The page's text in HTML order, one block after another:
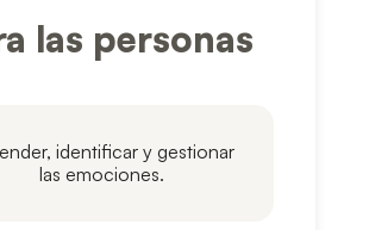
las personas
identificar y gestionar
las emociones.